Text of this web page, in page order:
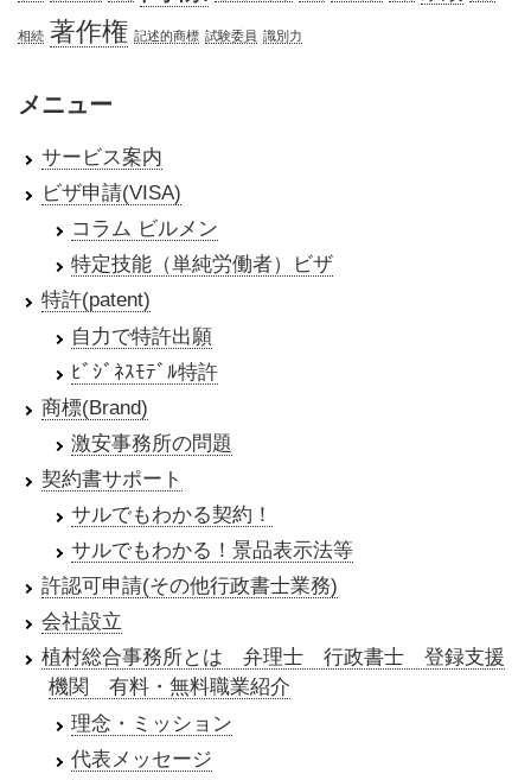
相続 著作権 記述的商標 試験委員 識別力
メニュー
サービス案内
ビザ申請(VISA)
コラム ビルメン
特定技能（単純労働者）ビザ
特許(patent)
自力で特許出願
ﾋﾞｼﾞﾈｽﾓﾃﾞﾙ特許
商標(Brand)
激安事務所の問題
契約書サポート
サルでもわかる契約！
サルでもわかる！景品表示法等
許認可申請(その他行政書士業務)
会社設立
植村総合事務所とは 弁理士 行政書士 登録支援
機関 有料・無料職業紹介
理念・ミッション
代表メッセージ